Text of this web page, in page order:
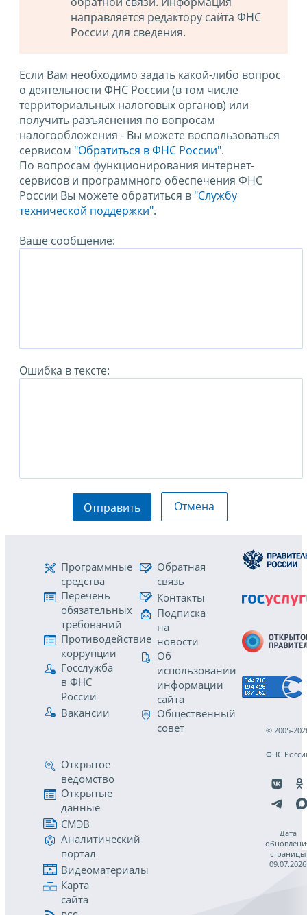
направляется редактору сайта ФНС
России для сведения.
Если Вам необходимо задать какой-либо вопрос
о деятельности ФНС России (в том числе
территориальных налоговых органов) или
получить разъяснения по вопросам
налогообложения - Вы можете воспользоваться
сервисом "Обратиться в ФНС России".
По вопросам функционирования интернет-
сервисов и программного обеспечения ФНС
России Вы можете обратиться в "Службу
технической поддержки".
Ваше сообщение:
Ошибка в тексте:
Отправить Отмена
Программные
средства
Перечень
обязательных
требований
Противодействие
коррупции
Госслужба
в ФНС
России
Вакансии
Обратная
связь
Контакты
Подписка
на
новости
Об
использовании
информации
сайта
Общественный
совет
Открытое
ведомство
Открытые
данные
СМЭВ
Аналитический
портал
Видеоматериалы
Карта
сайта
© 2005-
ФНС
Дата
страницы
09.07.2026